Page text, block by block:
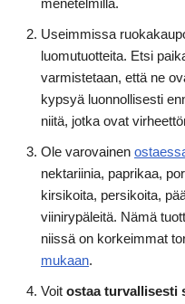
menetelmillä.
Useimmissa
luomutuotteita. Etsi
varmistetaan, että ne
kypsyä luonnollisesti
niitä, jotka ovat
Ole varovainen
nektariinia, paprikaa,
kirsikoita, persikoita,
viinirypäleitä. Nämä
niissä on korkeimmat
mukaan.
Voit ostaa turvallisesti